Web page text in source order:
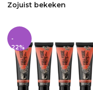
Zojuist bekeken
-
22%